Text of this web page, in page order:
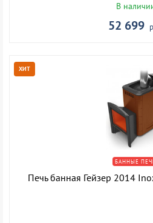
В
52 699
ХИТ
БАННЫЕ
Печь банная Гейзер 2014